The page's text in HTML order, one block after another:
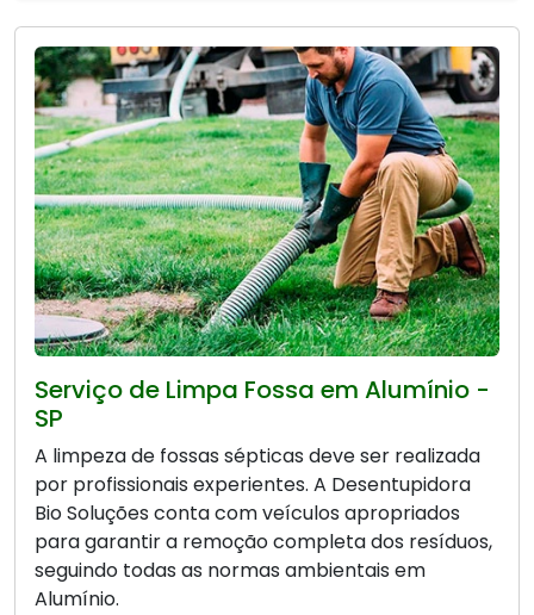
Serviço de Limpa Fossa em Alumínio -
SP
A limpeza de fossas sépticas deve ser realizada
por profissionais experientes. A Desentupidora
Bio Soluções conta com veículos apropriados
para garantir a remoção completa dos resíduos,
seguindo todas as normas ambientais em
Alumínio.